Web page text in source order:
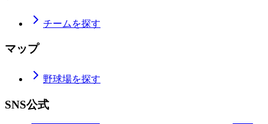
チームを探す
マップ
野球場を探す
SNS公式